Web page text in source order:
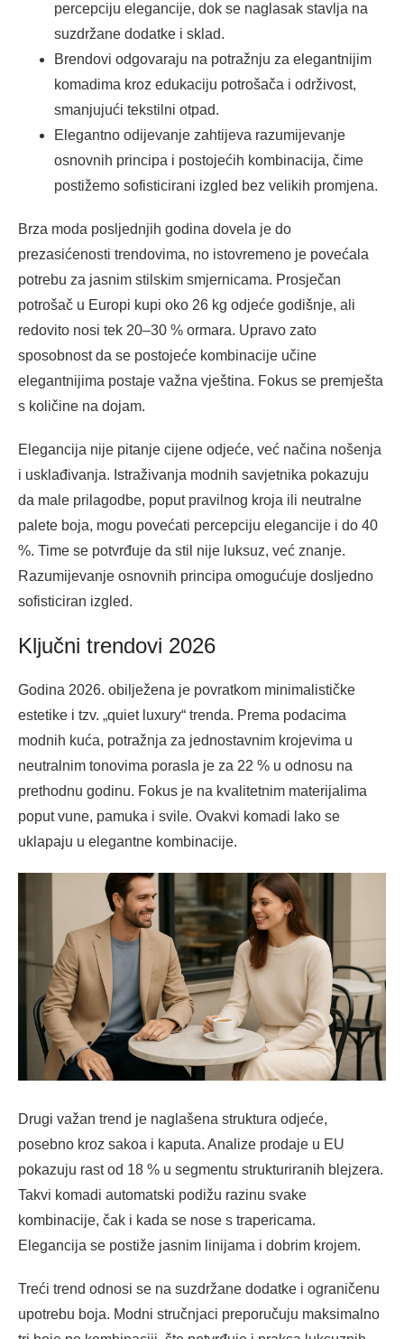
percepciju elegancije, dok se naglasak stavlja na
suzdržane dodatke i sklad.
Brendovi odgovaraju na potražnju za elegantnijim
komadima kroz edukaciju potrošača i održivost,
smanjujući tekstilni otpad.
Elegantno odijevanje zahtijeva razumijevanje
osnovnih principa i postojećih kombinacija, čime
postižemo sofisticirani izgled bez velikih promjena.
Brza moda posljednjih godina dovela je do
prezasićenosti trendovima, no istovremeno je povećala
potrebu za jasnim stilskim smjernicama. Prosječan
potrošač u Europi kupi oko 26 kg odjeće godišnje, ali
redovito nosi tek 20–30 % ormara. Upravo zato
sposobnost da se postojeće kombinacije učine
elegantnijima postaje važna vještina. Fokus se premješta
s količine na dojam.
Elegancija nije pitanje cijene odjeće, već načina nošenja
i usklađivanja. Istraživanja modnih savjetnika pokazuju
da male prilagodbe, poput pravilnog kroja ili neutralne
palete boja, mogu povećati percepciju elegancije i do 40
%. Time se potvrđuje da stil nije luksuz, već znanje.
Razumijevanje osnovnih principa omogućuje dosljedno
sofisticiran izgled.
Ključni trendovi 2026
Godina 2026. obilježena je povratkom minimalističke
estetike i tzv. „quiet luxury“ trenda. Prema podacima
modnih kuća, potražnja za jednostavnim krojevima u
neutralnim tonovima porasla je za 22 % u odnosu na
prethodnu godinu. Fokus je na kvalitetnim materijalima
poput vune, pamuka i svile. Ovakvi komadi lako se
uklapaju u elegantne kombinacije.
Drugi važan trend je naglašena struktura odjeće,
posebno kroz sakoa i kaputa. Analize prodaje u EU
pokazuju rast od 18 % u segmentu strukturiranih blejzera.
Takvi komadi automatski podižu razinu svake
kombinacije, čak i kada se nose s trapericama.
Elegancija se postiže jasnim linijama i dobrim krojem.
Treći trend odnosi se na suzdržane dodatke i ograničenu
upotrebu boja. Modni stručnjaci preporučuju maksimalno